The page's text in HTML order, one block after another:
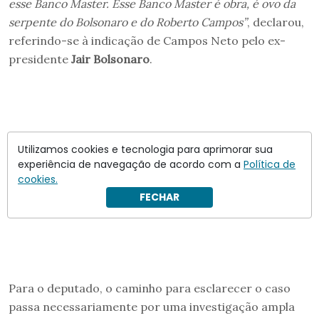
esse Banco Master. Esse Banco Master é obra, é ovo da
serpente do Bolsonaro e do Roberto Campos”, declarou,
referindo-se à indicação de Campos Neto pelo ex-
presidente Jair Bolsonaro.
Para o deputado, o caminho para esclarecer o caso
passa necessariamente por uma investigação ampla
Utilizamos cookies e tecnologia para aprimorar sua
experiência de navegação de acordo com a Política de
cookies.
FECHAR